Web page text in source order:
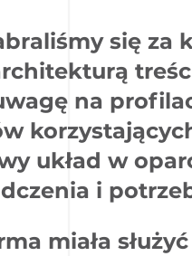
się za
na
układ w
i
miała